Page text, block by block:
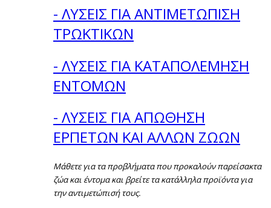
- ΛΥΣΕΙΣ ΓΙΑ ΑΝΤΙΜΕΤΩΠΙΣΗ
ΤΡΩΚΤΙΚΩΝ
- ΛΥΣΕΙΣ ΓΙΑ ΚΑΤΑΠΟΛΕΜΗΣΗ
ΕΝΤΟΜΩΝ
- ΛΥΣΕΙΣ ΓΙΑ ΑΠΩΘΗΣΗ
ΕΡΠΕΤΩΝ ΚΑΙ ΑΛΛΩΝ ΖΩΩΝ
Μάθετε για τα προβλήματα που προκαλούν παρείσακτα
ζώα και έντομα και βρείτε τα κατάλληλα προϊόντα για
την αντιμετώπισή τους.